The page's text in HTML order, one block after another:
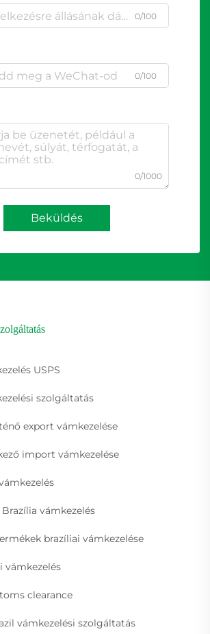
0/100
0/100
0/1000
Beküldés
USPS
szolgáltatás
export vámkezelése
import vámkezelése
vámkezelés
brazíliai vámkezelése
vámkezelés
clearance
vámkezelési szolgáltatás